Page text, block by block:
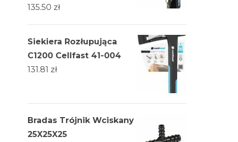
135.50 zł
Siekiera Rozłupująca
C1200 Cellfast 41-004
131.81 zł
Bradas Trójnik Wciskany
25X25X25